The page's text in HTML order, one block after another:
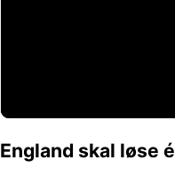
England skal løse